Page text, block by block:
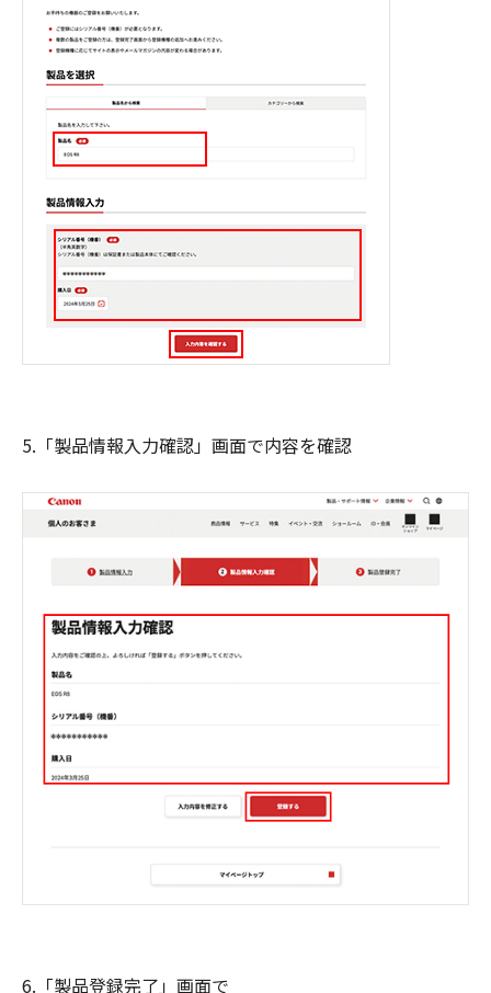
5.「製品情報入力確認」画面で内容を確認
6.「製品登録完了」画面で